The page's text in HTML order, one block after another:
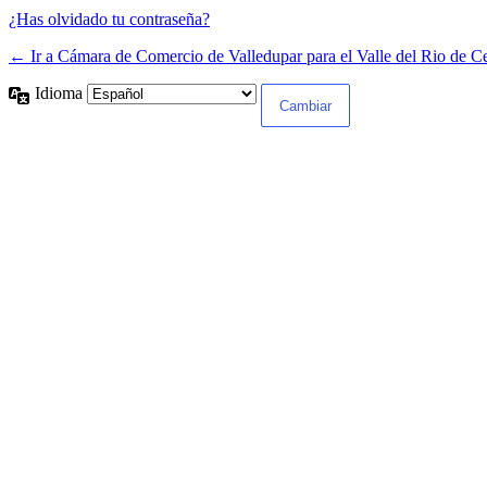
¿Has olvidado tu contraseña?
← Ir a Cámara de Comercio de Valledupar para el Valle del Rio de
Idioma